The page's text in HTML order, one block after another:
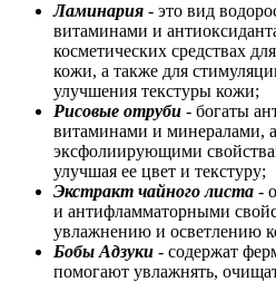
Ламинария - это вид
витаминами и
косметических средствах
кожи, а также для
улучшения текстуры кожи;
Рисовые отруби - богаты
витаминами и минералами,
эксфолиирующими
улучшая ее цвет и текстуру;
Экстракт чайного листа -
и антифламматорными
увлажнению и осветлению
Бобы Адзуки - содержат
помогают увлажнять,